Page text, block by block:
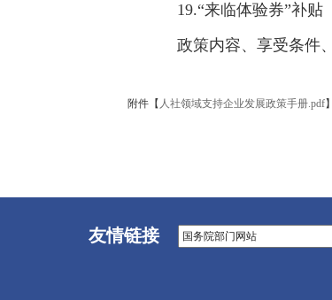
19.“来临体验券”补贴
政策内容、享受条件
附件【 人社领域支持企业发展政策手册.pdf】
友情链接